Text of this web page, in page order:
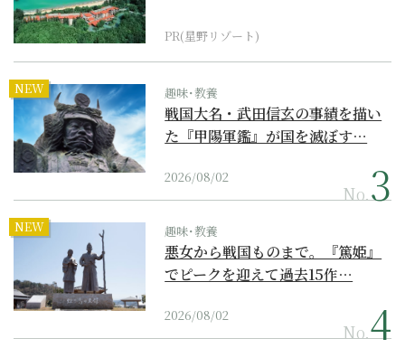
PR(星野リゾート)
NEW 趣味･教養
戦国大名・武田信玄の事績を描い
た『甲陽軍鑑』が国を滅ぼす…
2026/08/02
No.
NEW 趣味･教養
悪女から戦国ものまで。『篤姫』
でピークを迎えて過去15作…
2026/08/02
No.